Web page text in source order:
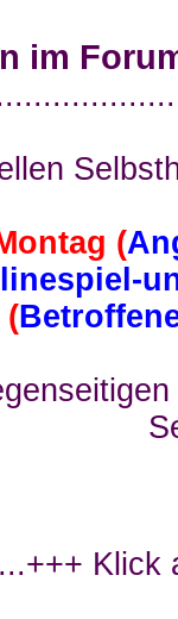
im
(
(
...+++ Klick